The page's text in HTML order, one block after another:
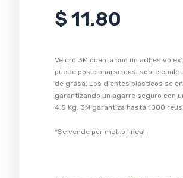
$ 11.80
Velcro 3M cuenta con un adhesivo
puede posicionarse casi sobre
de grasa. Los dientes plásticos se
garantizando un agarre seguro con
4.5 Kg. 3M garantiza hasta 1000
*Se vende por metro lineal